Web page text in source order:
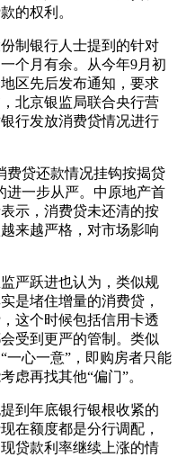
的权利。
制银行人士提到的针对
个月有余。从今年9月初
区先后发布通知，要求
北京银监局联合央行营
行发放消费贷情况进行
贷还款情况挂钩按揭贷
进一步从严。中原地产首
示，消费贷未还清的按
来越严格，对市场影响
严跃进也认为，类似规
是堵住增量的消费贷，
这个时候包括信用卡透
受到更严的管制。类似
一心一意”，即购房者只能
虑再找其他“偏门”。
年底银行银根收紧的
在额度都是分行调配，
贷款利率继续上涨的情